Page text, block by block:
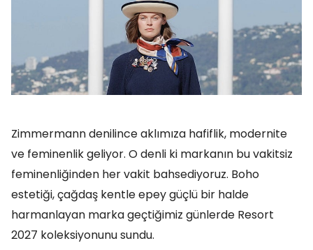
Zimmermann denilince aklımıza hafiflik, modernite
ve feminenlik geliyor. O denli ki markanın bu vakitsiz
feminenliğinden her vakit bahsediyoruz. Boho
estetiği, çağdaş kentle epey güçlü bir halde
harmanlayan marka geçtiğimiz günlerde Resort
2027 koleksiyonunu sundu.